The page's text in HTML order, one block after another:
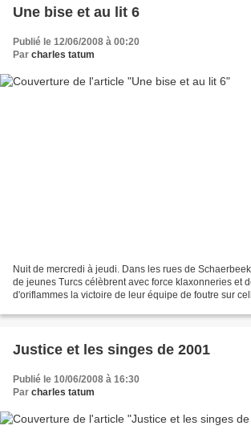
Une bise et au lit 6
Publié le 12/06/2008 à 00:20
Par charles tatum
Nuit de mercredi à jeudi. Dans les rues de
de jeunes Turcs célèbrent avec force klaxonneries et
d'oriflammes la victoire de leur équipe de foutre sur
Justice et les singes de 2001
Publié le 10/06/2008 à 16:30
Par charles tatum